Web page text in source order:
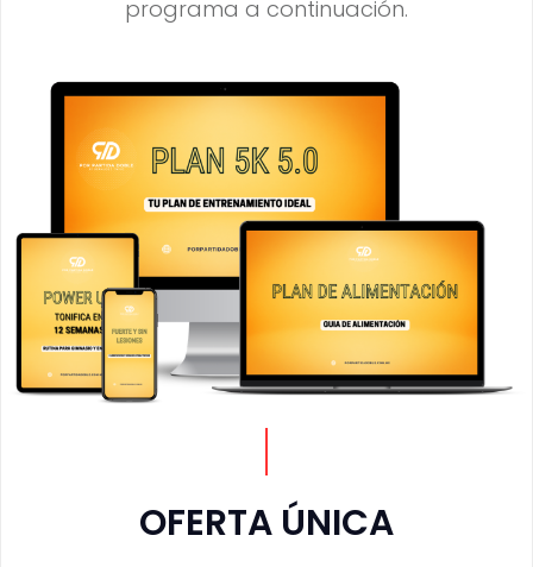
programa a continuación.
OFERTA ÚNICA